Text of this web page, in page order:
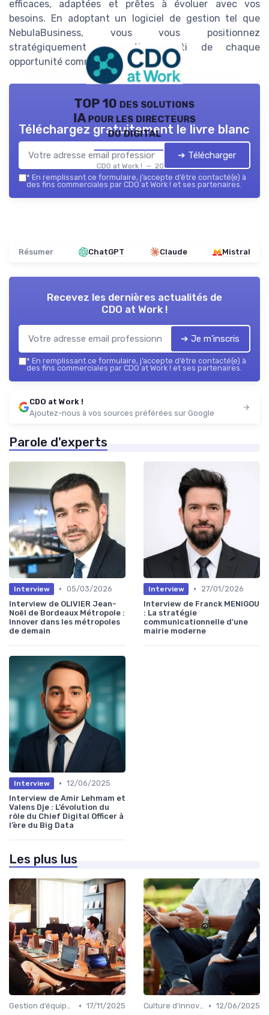
efficaces, adaptées et prêtes à évoluer avec vos
besoins. En adoptant un logiciel de gestion tel que
NebulaBusiness, vous vous positionnez
stratégiquement pour tirer parti de chaque
opportunité commerciale.
TOP 10 des solutions
IA pour les directeurs
du digital
CDO at Work ! — 2026
Téléchargez gratuitement le livre blanc
➔ Télécharger
* En remplissant ce formulaire, j’accepte d’être contacté(e) à
des fins commerciales par CDO at Work ! et ses partenaires.
Résumer ChatGPT Claude Mistral
Recevez les dernières actualités de
CDO at Work !
➔ Je m'inscris
* En remplissant ce formulaire, j’accepte d’être contacté(e) à
des fins commerciales par CDO at Work ! et ses partenaires.
CDO at Work !
Ajoutez-nous à vos sources préférées sur Google
Parole d'experts
Interview • 05/03/2026
Interview de OLIVIER Jean-
Noël de Bordeaux Métropole :
Innover dans les métropoles
de demain
Interview •
27/01/2026
Interview de Franck MENIGOU
: La stratégie
communicationnelle d'une
mairie moderne
Interview • 12/06/2025
Interview de Amir Lehmam et
Valens Dje : L’évolution du
rôle du Chief Digital Officer à
l’ère du Big Data
Les plus lus
Gestion d’équipes tech • 17/11/2025 Culture d'innovation • 12/06/2025